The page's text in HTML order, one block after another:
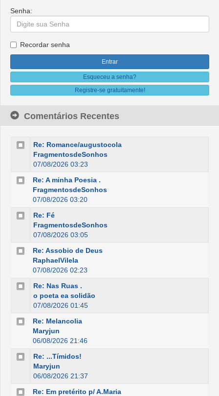
Senha:
Recordar senha
Esqueceu a senha?
Registre-se gratuitamente!
Comentários Recentes
Re: Romance/augustocola
FragmentosdeSonhos
07/08/2026 03:23
Re: A minha Poesia .
FragmentosdeSonhos
07/08/2026 03:20
Re: Fé
FragmentosdeSonhos
07/08/2026 03:05
Re: Assobio de Deus
RaphaelVilela
07/08/2026 02:23
Re: Nas Ruas .
o poeta ea solidão
07/08/2026 01:45
Re: Melancolia
Maryjun
06/08/2026 21:46
Re: ...Tímidos!
Maryjun
06/08/2026 21:37
Re: Em pretérito p/ A.Maria